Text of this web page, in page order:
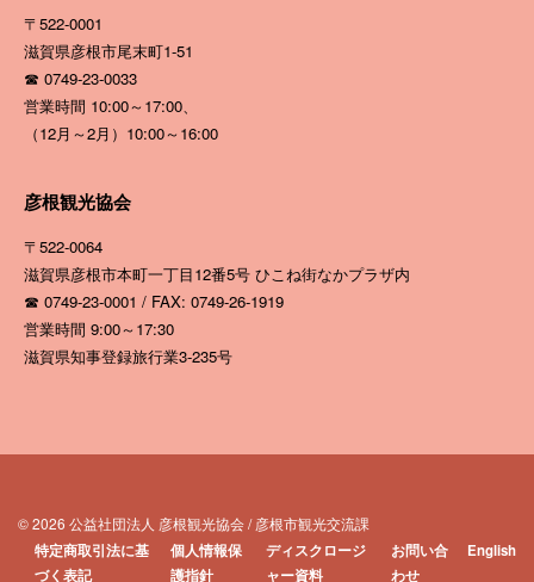
〒522-0001
滋賀県彦根市尾末町1-51
☎ 0749-23-0033
営業時間 10:00～17:00、
（12月～2月）10:00～16:00
彦根観光協会
〒522-0064
滋賀県彦根市本町一丁目12番5号 ひこね街なかプラザ内
☎ 0749-23-0001 / FAX: 0749-26-1919
営業時間 9:00～17:30
滋賀県知事登録旅行業3-235号
© 2026 公益社団法人 彦根観光協会 / 彦根市観光交流課
特定商取引法に基
づく表記
個人情報保
護指針
ディスクロージ
ャー資料
お問い合
わせ
English